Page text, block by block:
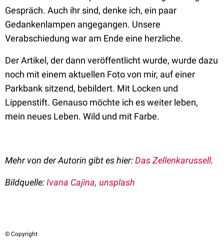
Gespräch. Auch ihr sind, denke ich, ein paar
Gedankenlampen angegangen. Unsere
Verabschiedung war am Ende eine herzliche.
Der Artikel, der dann veröffentlicht wurde, wurde dazu
noch mit einem aktuellen Foto von mir, auf einer
Parkbank sitzend, bebildert. Mit Locken und
Lippenstift. Genauso möchte ich es weiter leben,
mein neues Leben. Wild und mit Farbe.
Mehr von der Autorin gibt es hier:Das Zellenkarussell.
Bildquelle:Ivana Cajina, unsplash
© Copyright